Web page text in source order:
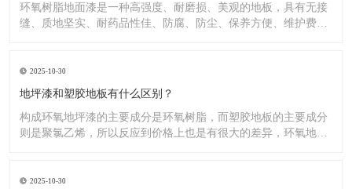
环氧树脂地面漆是一种高强度、耐磨损、美观的地板，具有无接
缝、质地坚实、耐药品性佳、防腐、防尘、保养方便、维护费用
2025-10-30
地坪漆和塑胶地板有什么区别？
构成环氧地坪漆的主要成分是环氧树脂，而塑胶地板的主要成分
则是聚氯乙烯，所以反应到价格上也是有很大的差异，环氧地坪
2025-10-30